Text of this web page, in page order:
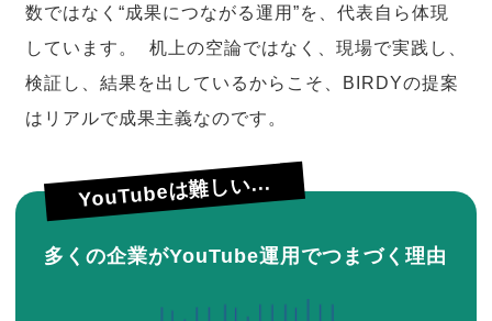
数ではなく“成果につながる運用”を、代表自ら体現
しています。 机上の空論ではなく、現場で実践し、
検証し、結果を出しているからこそ、BIRDYの提案
はリアルで成果主義なのです。
YouTubeは難しい...
多くの企業がYouTube運用でつまづく理由